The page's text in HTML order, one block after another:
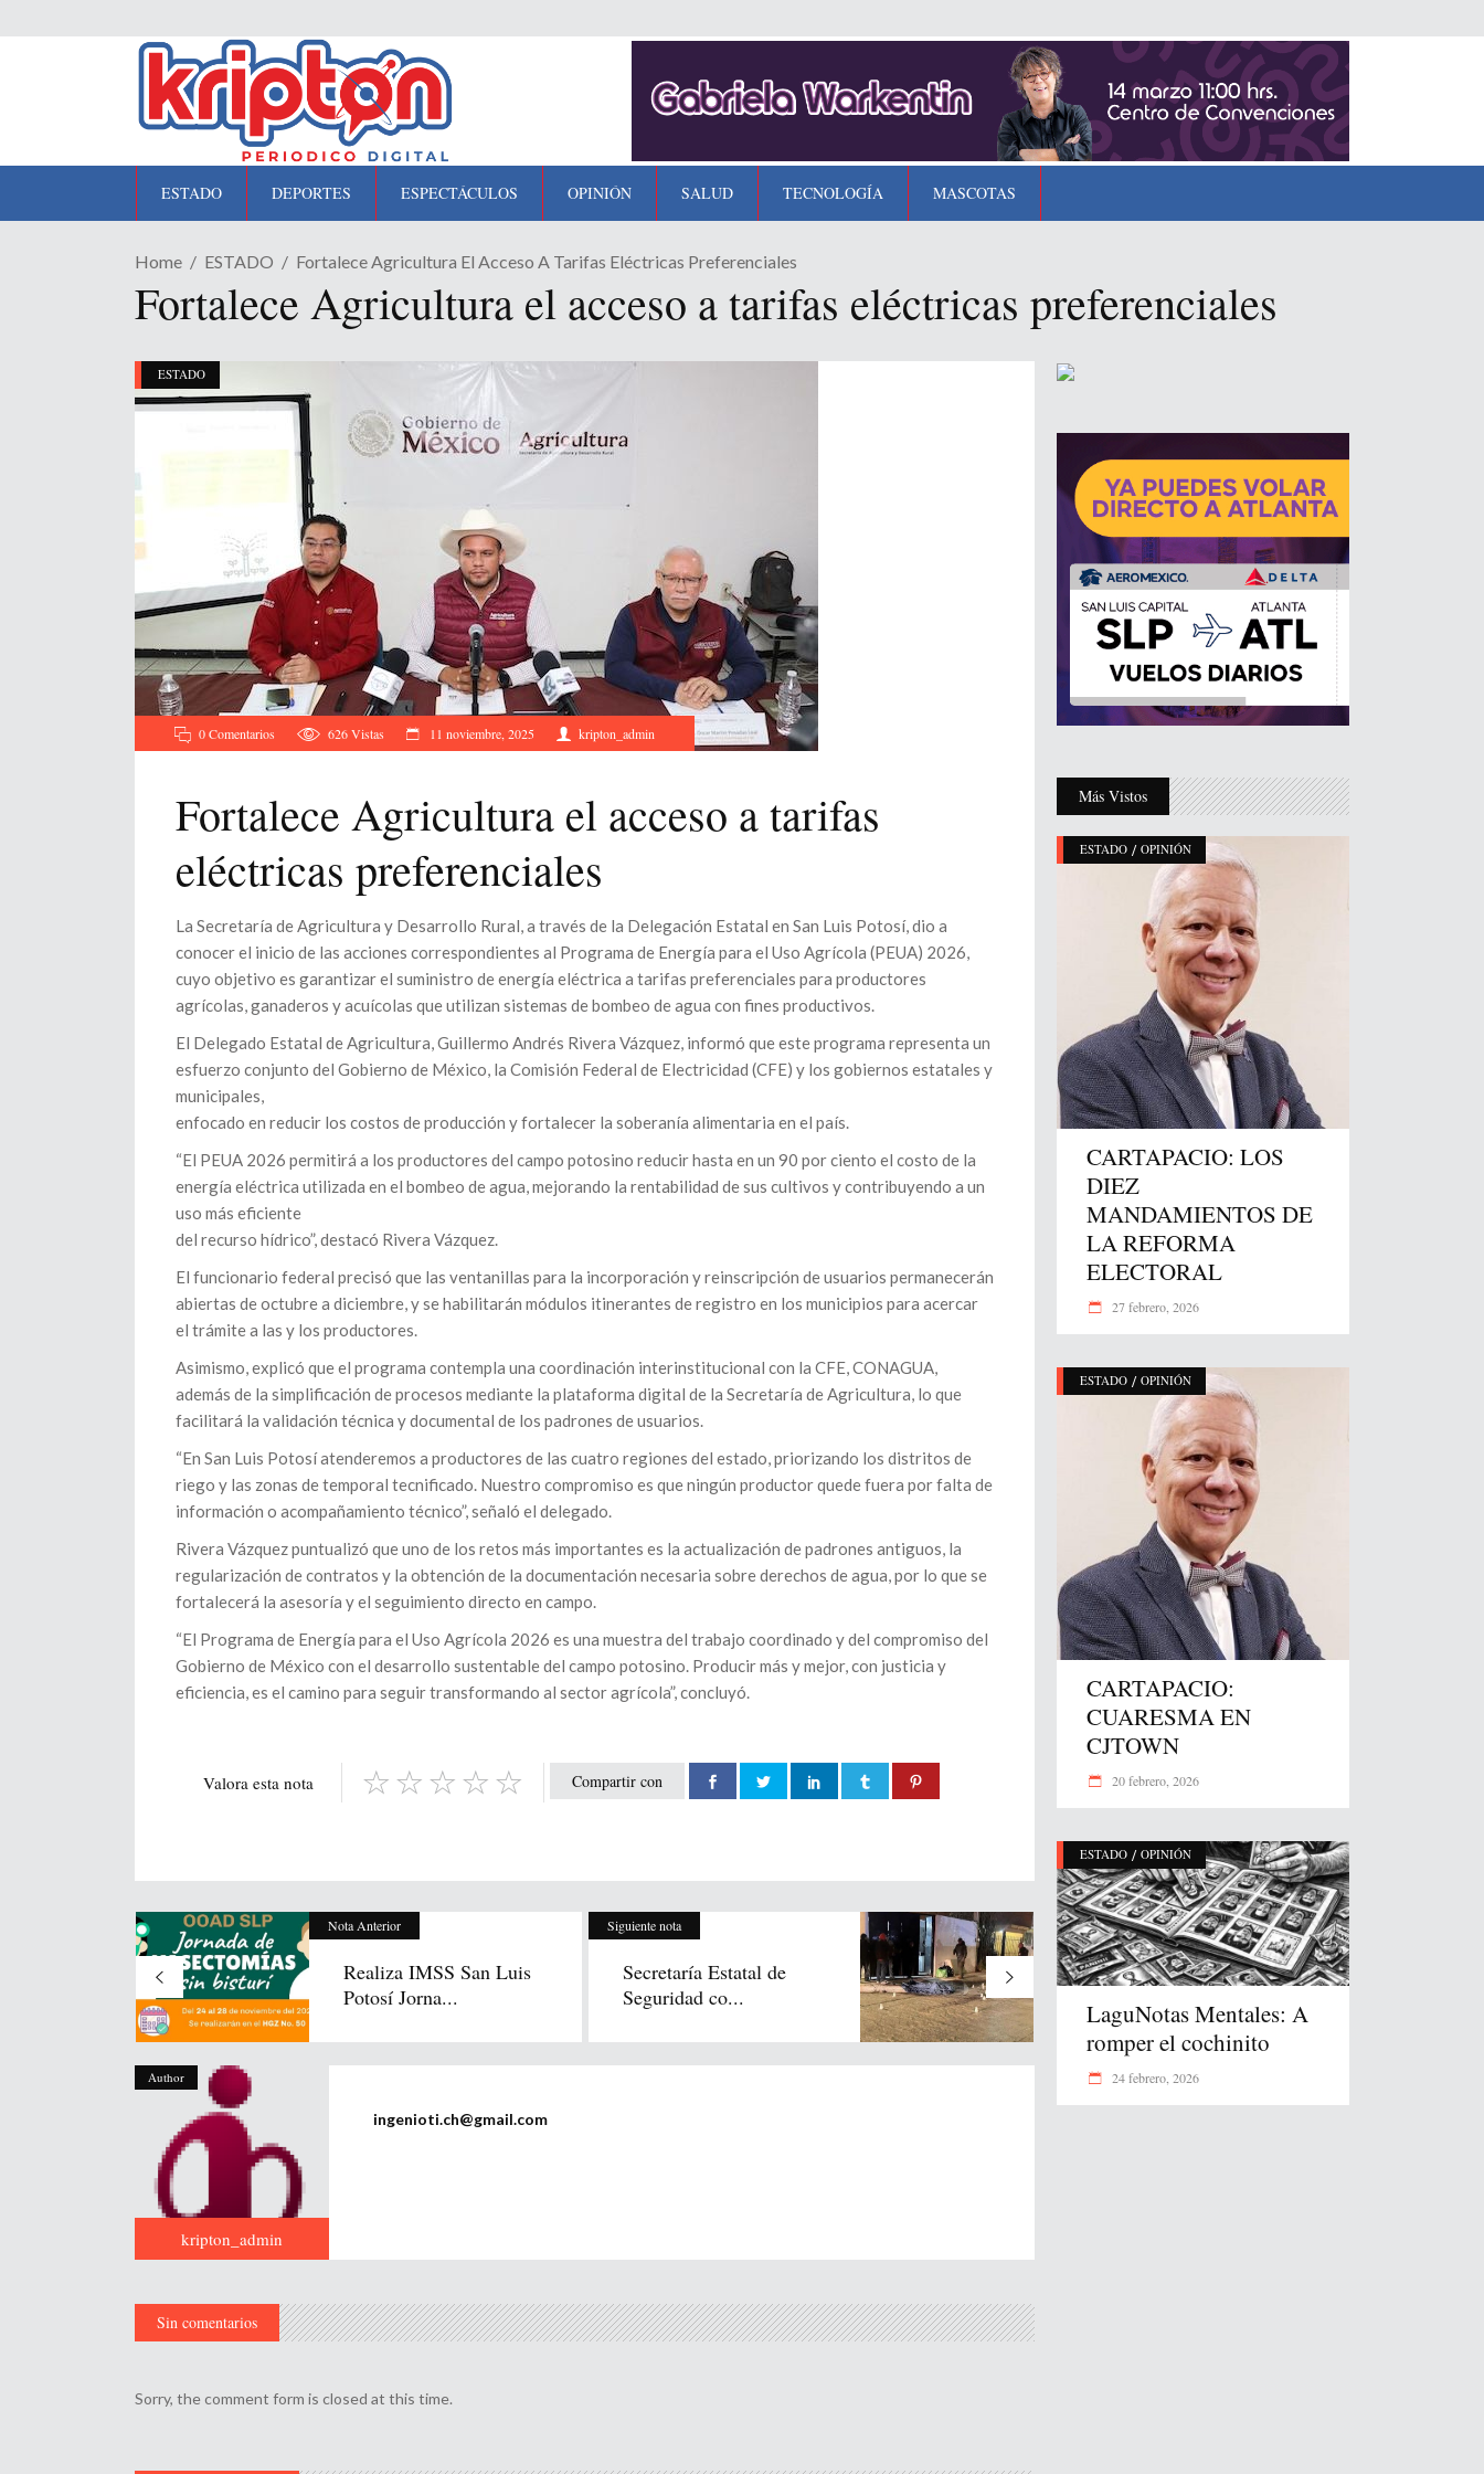
ESTADO DEPORTES ESPECTÁCULOS OPINIÓN SALUD TECNOLOGÍA MASCOTAS
Home ESTADO Fortalece Agricultura El Acceso A Tarifas Eléctricas Preferenciales
Fortalece Agricultura el acceso a tarifas eléctricas preferenciales
ESTADO
0 Comentarios 626Vistas 11 noviembre, 2025 kripton_admin
Fortalece Agricultura el acceso a tarifas
eléctricas preferenciales
La Secretaría de Agricultura y Desarrollo Rural, a través de la Delegación Estatal en San Luis Potosí, dio a
conocer el inicio de las acciones correspondientes al Programa de Energía para el Uso Agrícola (PEUA) 2026,
cuyo objetivo es garantizar el suministro de energía eléctrica a tarifas preferenciales para productores
agrícolas, ganaderos y acuícolas que utilizan sistemas de bombeo de agua con fines productivos.
El Delegado Estatal de Agricultura, Guillermo Andrés Rivera Vázquez, informó que este programa representa un
esfuerzo conjunto del Gobierno de México, la Comisión Federal de Electricidad (CFE) y los gobiernos estatales y
municipales,
enfocado en reducir los costos de producción y fortalecer la soberanía alimentaria en el país.
“El PEUA 2026 permitirá a los productores del campo potosino reducir hasta en un 90 por ciento el costo de la
energía eléctrica utilizada en el bombeo de agua, mejorando la rentabilidad de sus cultivos y contribuyendo a un
uso más eficiente
del recurso hídrico”, destacó Rivera Vázquez.
El funcionario federal precisó que las ventanillas para la incorporación y reinscripción de usuarios permanecerán
abiertas de octubre a diciembre, y se habilitarán módulos itinerantes de registro en los municipios para acercar
el trámite a las y los productores.
Asimismo, explicó que el programa contempla una coordinación interinstitucional con la CFE, CONAGUA,
además de la simplificación de procesos mediante la plataforma digital de la Secretaría de Agricultura, lo que
facilitará la validación técnica y documental de los padrones de usuarios.
“En San Luis Potosí atenderemos a productores de las cuatro regiones del estado, priorizando los distritos de
riego y las zonas de temporal tecnificado. Nuestro compromiso es que ningún productor quede fuera por falta de
información o acompañamiento técnico”, señaló el delegado.
Rivera Vázquez puntualizó que uno de los retos más importantes es la actualización de padrones antiguos, la
regularización de contratos y la obtención de la documentación necesaria sobre derechos de agua, por lo que se
fortalecerá la asesoría y el seguimiento directo en campo.
“El Programa de Energía para el Uso Agrícola 2026 es una muestra del trabajo coordinado y del compromiso del
Gobierno de México con el desarrollo sustentable del campo potosino. Producir más y mejor, con justicia y
eficiencia, es el camino para seguir transformando al sector agrícola”, concluyó.
Compartir con
Valora esta nota
Nota Anterior
Realiza IMSS San Luis
Potosí Jorna...
Siguiente nota
Secretaría Estatal de
Seguridad co...
Author
kripton_admin
ingenioti.ch@gmail.com
Sin comentarios
Sorry, the comment form is closed at this time.
Más Vistos
ESTADO / OPINIÓN
CARTAPACIO: LOS
DIEZ
MANDAMIENTOS DE
LA REFORMA
ELECTORAL
27 febrero, 2026
ESTADO / OPINIÓN
CARTAPACIO:
CUARESMA EN
CJTOWN
20 febrero, 2026
ESTADO / OPINIÓN
LaguNotas Mentales: A
romper el cochinito
24 febrero, 2026